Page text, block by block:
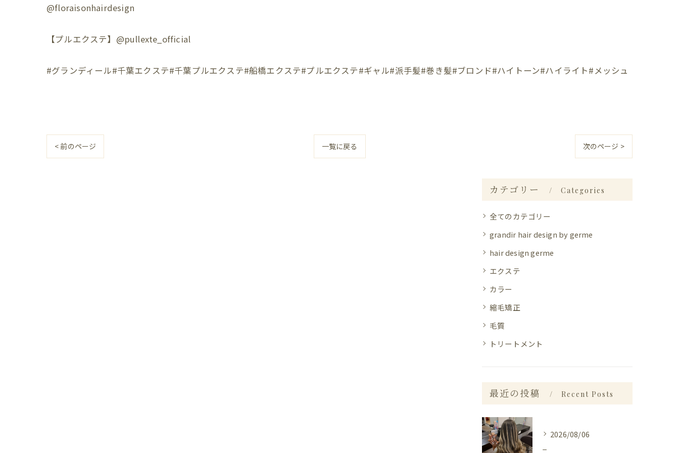
@floraisonhairdesign
【プルエクステ】@pullexte_official
#グランディール#千葉エクステ#千葉プルエクステ#船橋エクステ#プルエクステ#ギャル#派手髪#巻き髪#ブロンド#ハイトーン#ハイライト#メッシュ
< 前のページ 一覧に戻る 次のページ >
カテゴリー Categories
全てのカテゴリー
grandir hair design by germe
hair design germe
エクステ
カラー
縮毛矯正
毛質
トリートメント
最近の投稿 Recent Posts
2026/08/06